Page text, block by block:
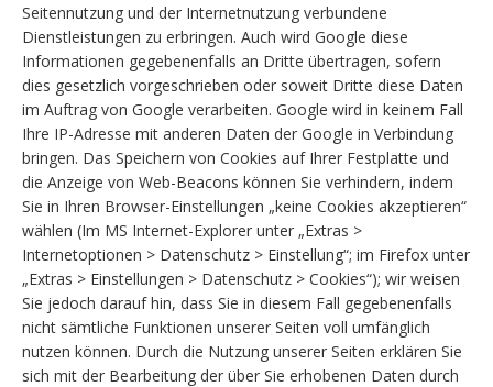
Seitennutzung und der Internetnutzung verbundene
Dienstleistungen zu erbringen. Auch wird Google diese
Informationen gegebenenfalls an Dritte übertragen, sofern
dies gesetzlich vorgeschrieben oder soweit Dritte diese Daten
im Auftrag von Google verarbeiten. Google wird in keinem Fall
Ihre IP-Adresse mit anderen Daten der Google in Verbindung
bringen. Das Speichern von Cookies auf Ihrer Festplatte und
die Anzeige von Web-Beacons können Sie verhindern, indem
Sie in Ihren Browser-Einstellungen „keine Cookies akzeptieren“
wählen (Im MS Internet-Explorer unter „Extras >
Internetoptionen > Datenschutz > Einstellung“; im Firefox unter
„Extras > Einstellungen > Datenschutz > Cookies“); wir weisen
Sie jedoch darauf hin, dass Sie in diesem Fall gegebenenfalls
nicht sämtliche Funktionen unserer Seiten voll umfänglich
nutzen können. Durch die Nutzung unserer Seiten erklären Sie
sich mit der Bearbeitung der über Sie erhobenen Daten durch